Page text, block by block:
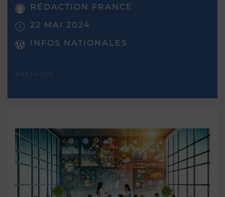
RÉDACTION FRANCE
22 MAI 2024
INFOS NATIONALES